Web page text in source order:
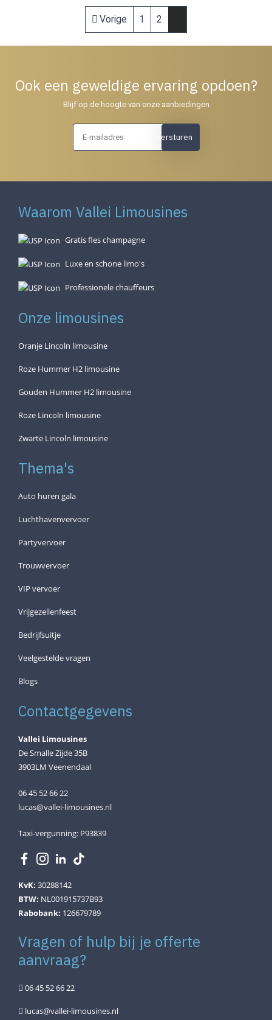
Vorige 1 2
Ook een geweldige ervaring opdoen?
Blijf op de hoogte van onze aanbiedingen
Versturen
Waarom Vallei Limousines
Gratis fles champagne
Luxe en schone limo's
Professionele chauffeurs
Onze limousines
Oranje Lincoln limousine
Roze Hummer H2 limousine
Gouden Hummer H2 limousine
Roze Lincoln limousine
Zwarte Lincoln limousine
Thema's
Auto huren gala
Luchthavenvervoer
Partyvervoer
Trouwvervoer
VIP vervoer
Vrijgezellenfeest
Bedrijfsuitje
Veelgestelde vragen
Blogs
Contactgegevens
Vallei Limousines
De Smalle Zijde 35B
3903LM Veenendaal
06 45 52 66 22
lucas@vallei-limousines.nl
Taxi-vergunning: P93839
KvK: 30288142
BTW: NL001915737B93
Rabobank: 126679789
Vragen of hulp bij je offerte
aanvraag?
06 45 52 66 22
lucas@vallei-limousines.nl